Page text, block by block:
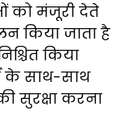
को मंजूरी देते
किया जाता है
किया
के साथ-साथ
सुरक्षा करना